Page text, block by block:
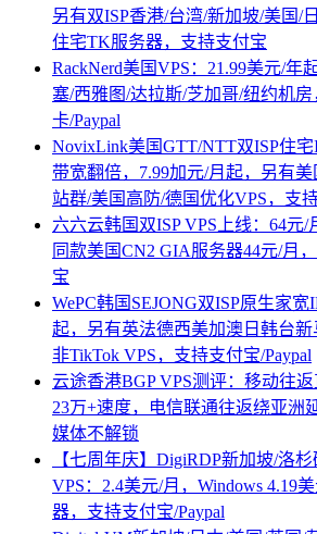
另有双ISP香港/台湾/新加坡/美国/
住宅TK服务器，支持支付宝
RackNerd美国VPS：21.99美元/年
塞/西雅图/达拉斯/芝加哥/纽约机
卡/Paypal
NovixLink美国GTT/NTT双ISP住宅
带宽翻倍，7.99加元/月起，另有美
站群/美国高防/德国优化VPS，支
六六云韩国双ISP VPS上线：64元
同款美国CN2 GIA服务器44元/月
宝
WePC韩国SEJONG双ISP原生家宽
起，另有英法德西美加澳日韩台
非TikTok VPS，支持支付宝/Paypal
云途香港BGP VPS测评：移动往
23万+速度，电信联通往返绕亚洲
媒体不解锁
【七周年庆】DigiRDP新加坡/洛
VPS：2.4美元/月，Windows 4.19
器，支持支付宝/Paypal